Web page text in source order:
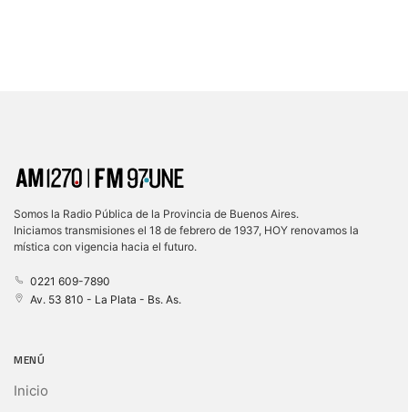
Somos la Radio Pública de la Provincia de Buenos Aires.
Iniciamos transmisiones el 18 de febrero de 1937, HOY renovamos la
mística con vigencia hacia el futuro.
0221 609-7890
Av. 53 810 - La Plata - Bs. As.
MENÚ
Inicio